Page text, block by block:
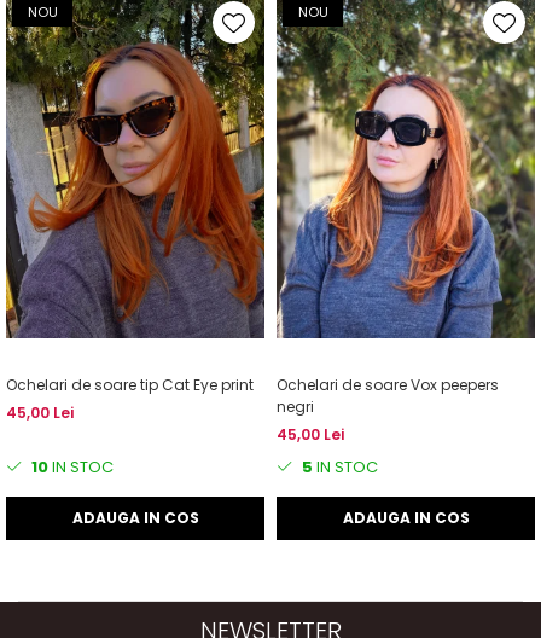
NOU
Ochelari de soare tip Cat Eye print
45,00 Lei
10IN STOC
ADAUGA IN COS
NOU
Ochelari de soare Vox peepers
negri
45,00 Lei
5 IN STOC
ADAUGA IN COS
NEWSLETTER